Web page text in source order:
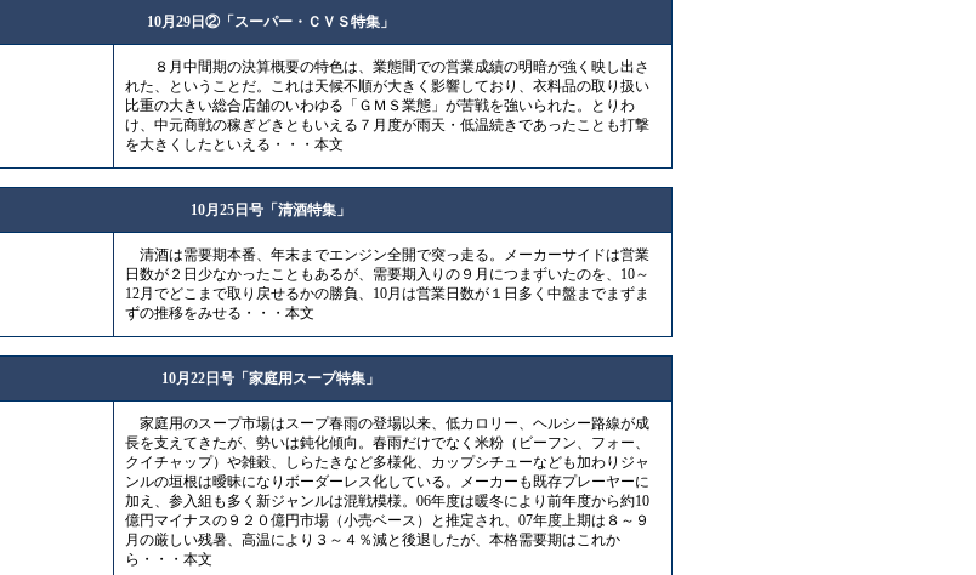
10月29日②「スーパー・ＣＶＳ特集」
８月中間期の決算概要の特色は、業態間での営業成績の明暗が強く映し出さ
れた、ということだ。これは天候不順が大きく影響しており、衣料品の取り扱い
比重の大きい総合店舗のいわゆる「ＧＭＳ業態」が苦戦を強いられた。とりわ
け、中元商戦の稼ぎどきともいえる７月度が雨天・低温続きであったことも打撃
を大きくしたといえる・・・本文
10月25日号「清酒特集」
清酒は需要期本番、年末までエンジン全開で突っ走る。メーカーサイドは営業
日数が２日少なかったこともあるが、需要期入りの９月につまずいたのを、10～
12月でどこまで取り戻せるかの勝負、10月は営業日数が１日多く中盤までまずま
ずの推移をみせる・・・本文
10月22日号「家庭用スープ特集」
家庭用のスープ市場はスープ春雨の登場以来、低カロリー、ヘルシー路線が成
長を支えてきたが、勢いは鈍化傾向。春雨だけでなく米粉（ビーフン、フォー、
クイチャップ）や雑穀、しらたきなど多様化、カップシチューなども加わりジャ
ンルの垣根は曖昧になりボーダーレス化している。メーカーも既存プレーヤーに
加え、参入組も多く新ジャンルは混戦模様。06年度は暖冬により前年度から約10
億円マイナスの９２０億円市場（小売ベース）と推定され、07年度上期は８～９
月の厳しい残暑、高温により３～４％減と後退したが、本格需要期はこれか
ら・・・本文